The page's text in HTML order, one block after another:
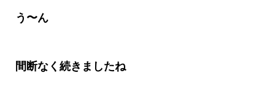
う〜ん
間断なく続きましたね